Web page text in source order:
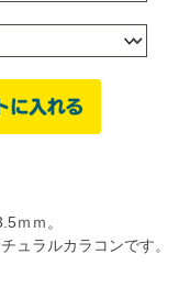
ｍｍ。
ュラルカラコンです。